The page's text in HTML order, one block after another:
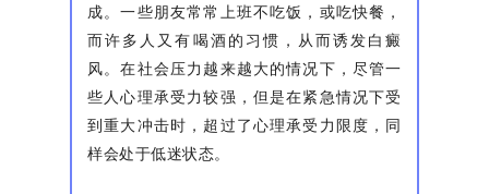
成。一些朋友常常上班不吃饭，或吃快餐，
而许多人又有喝酒的习惯，从而诱发白癜
风。在社会压力越来越大的情况下，尽管一
些人心理承受力较强，但是在紧急情况下受
到重大冲击时，超过了心理承受力限度，同
样会处于低迷状态。